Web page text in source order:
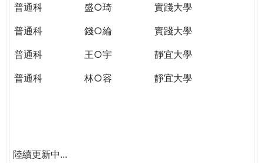
普通科
盛○琦
實踐大學
普通科
錢○綸
實踐大學
普通科
王○宇
靜宜大學
普通科
林○容 靜宜大學
陸續更新中...